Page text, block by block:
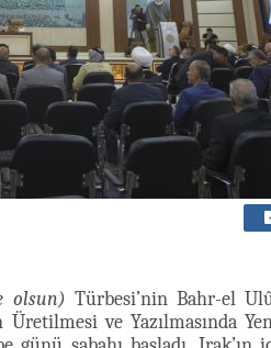
olsun) Türbesi’nin Bahr-el
ve Yazılmasında